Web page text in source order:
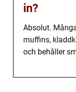
in?
Absolut.
muffins,
och behåller